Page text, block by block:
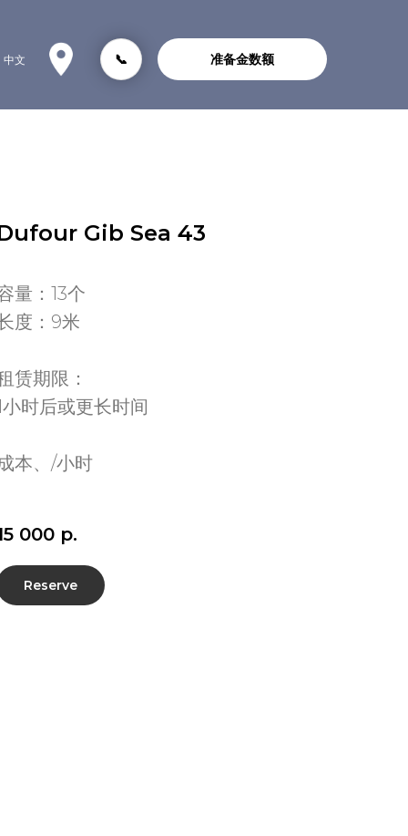
中文 📞 准备金数额
Gib Sea 43
量：13个
度：9米
赁期限：
小时后或更长时间
本、/小时
000 р.
Reserve